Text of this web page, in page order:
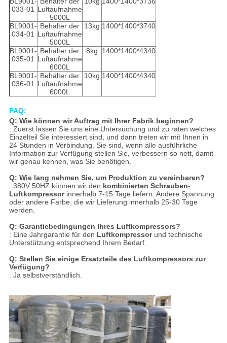
033-01 Luftaufnahme
5000L
BL9001-
034-01
Behälter der
Luftaufnahme
5000L
13kg 1400*1400*3740
BL9001-
035-01
Behälter der
Luftaufnahme
6000L
8kg 1400*1400*4340
BL9001-
036-01
Behälter der
Luftaufnahme
6000L
10kg 1400*1400*4340
FAQ:
Q: Wie können wir Auftrag mit Ihrer Fabrik beginnen?
: Zuerst lassen Sie uns eine Untersuchung und zu raten welches
Einzelteil Sie interessiert sind, und dann treten wir mit Ihnen in
24 Stunden in Verbindung. Sie sind, wenn alle ausführliche
Information zur Verfügung stellen Sie, verbessern so nett, damit
wir genau kennen, was Sie benötigen.
Q: Wie lang nehmen Sie, um Produktion zu vereinbaren?
: 380V 50HZ können wir den kombinierten Schrauben-
Luftkompressorinnerhalb 7-15 Tage liefern. Andere Spannung
oder andere Farbe, die wir Lieferung innerhalb 25-30 Tage
werden.
Q: Garantiebedingungen Ihres Luftkompressors?
: Eine Jahrgarantie für den Luftkompressorund technische
Unterstützung entsprechend Ihrem Bedarf.
Q: Stellen Sie einige Ersatzteile des Luftkompressors zur
Verfügung?
: Ja selbstverständlich.